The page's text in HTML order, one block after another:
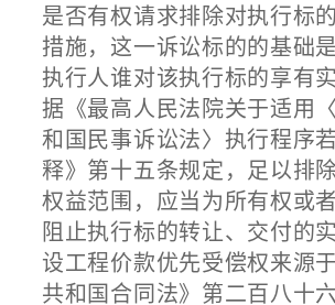
是否有权请求排除对执行标
措施，这一诉讼标的的基础
执行人谁对该执行标的享有
据《最高人民法院关于适用
和国民事诉讼法〉执行程序
释》第十五条规定，足以排
权益范围，应当为所有权或
阻止执行标的转让、交付的
设工程价款优先受偿权来源
共和国合同法》第二百八十